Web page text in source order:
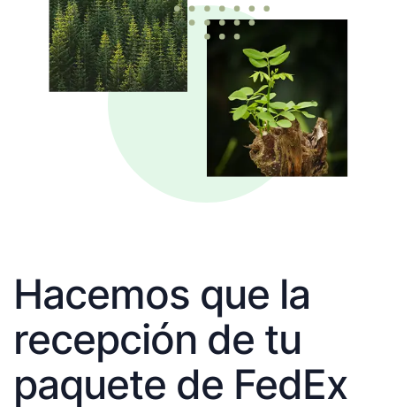
Hacemos que la
recepción de tu
paquete de FedEx